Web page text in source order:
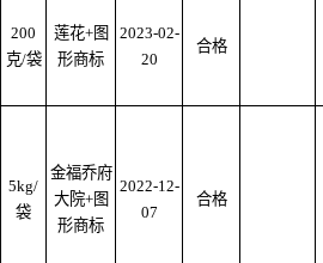
200
克/袋
莲花+图
形商标
2023-02-
20
合格
5kg/
袋
金福乔府
大院+图
形商标
2022-12-
07
合格